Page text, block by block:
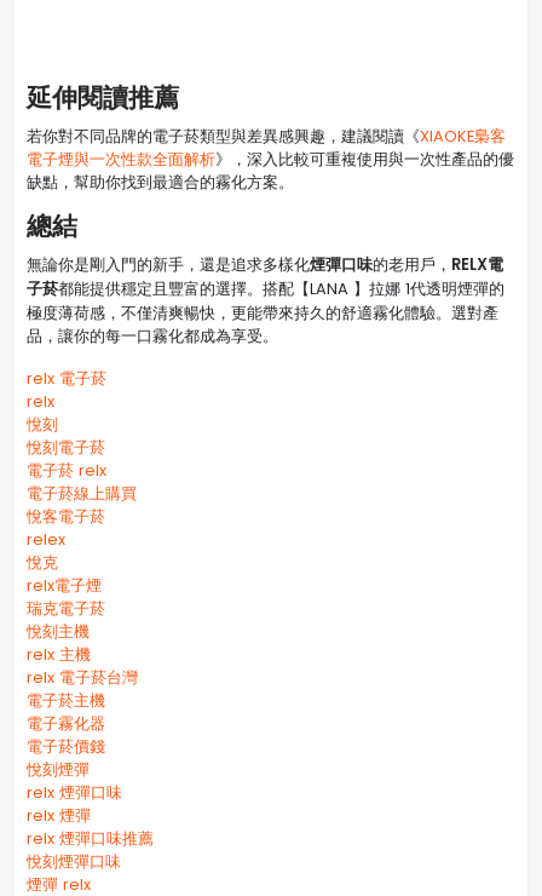
延伸閱讀推薦
若你對不同品牌的電子菸類型與差異感興趣，建議閱讀《XIAOKE梟客
電子煙與一次性款全面解析》，深入比較可重複使用與一次性產品的優
缺點，幫助你找到最適合的霧化方案。
總結
無論你是剛入門的新手，還是追求多樣化煙彈口味的老用戶， RELX電
子菸都能提供穩定且豐富的選擇。搭配【LANA 】拉娜 1代透明煙彈的
極度薄荷感，不僅清爽暢快，更能帶來持久的舒適霧化體驗。選對產
品，讓你的每一口霧化都成為享受。
relx 電子菸
relx
悅刻
悅刻電子菸
電子菸 relx
電子菸線上購買
悅客電子菸
relex
悅克
relx電子煙
瑞克電子菸
悅刻主機
relx 主機
relx 電子菸台灣
電子菸主機
電子霧化器
電子菸價錢
悅刻煙彈
relx 煙彈口味
relx 煙彈
relx 煙彈口味推薦
悅刻煙彈口味
煙彈 relx